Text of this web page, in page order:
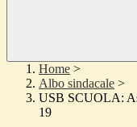
Home >
Albo sindacale >
USB SCUOLA:
19